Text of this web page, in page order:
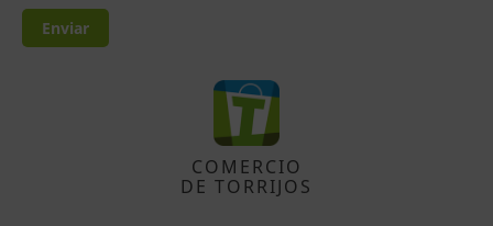
Enviar
COMERCIO
DE TORRIJOS